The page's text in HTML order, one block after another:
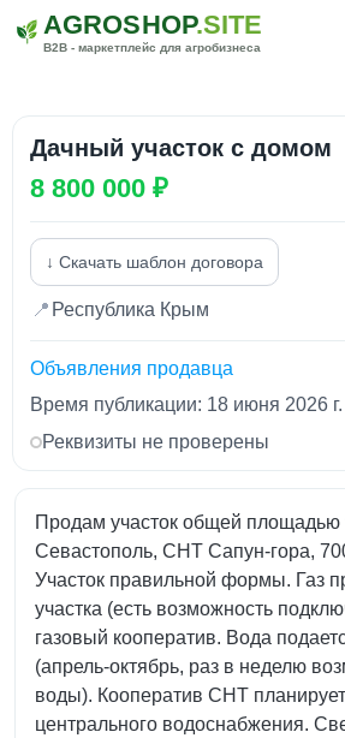
AGROSHOP.SITE
B2B - маркетплейс для агробизнеса
Дачный участок с домом
8 800 000 ₽
↓ Скачать шаблон договора
📍 Республика Крым
Объявления продавца
Время публикации: 18 июня 2026
Реквизиты не проверены
Продам участок общей площадью
Севастополь, СНТ Сапун-гора,
Участок правильной формы. Газ
участка (есть возможность
газовый кооператив. Вода
(апрель-октябрь, раз в неделю
воды). Кооператив СНТ
центрального водоснабжения.